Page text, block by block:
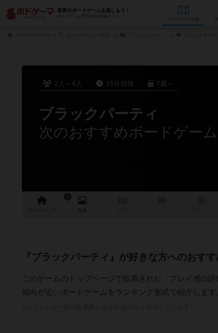
世界のボードゲームを楽しもう！
ボードゲーム専門の総合情報サイト
データベース
2人～4人 15分前後 7歳～
ブラックパーティ
次のおすすめボードゲーム
ゲーム 画像
『ブラックパーティ』が好きな方へのおすす
このゲームのトップページで投票された「プレイ感の評
傾向が近いボードゲームをランキング形式で紹介します